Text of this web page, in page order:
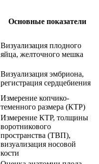
Основные показатели
Визуализация плодного
яйца, желточного мешка
Визуализация эмбриона,
регистрация сердцебиения
Измерение копчико-
теменного размера (КТР)
Измерение КТР, толщины
воротникового
пространства (ТВП),
визуализация носовой
кости